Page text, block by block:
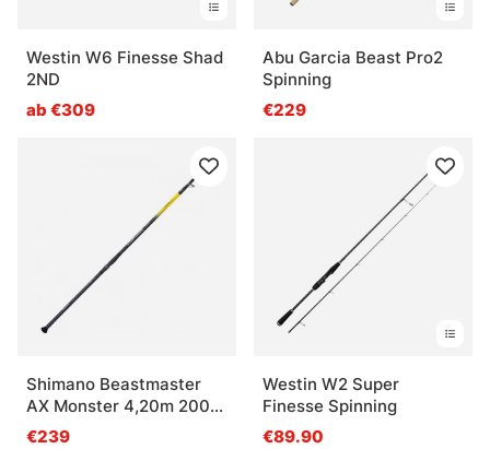
Westin W6 Finesse Shad
2ND
ab €309
Abu Garcia Beast Pro2
Spinning
€229
Shimano Beastmaster
AX Monster 4,20m 200g
4pc
€239
Westin W2 Super
Finesse Spinning
€89.90